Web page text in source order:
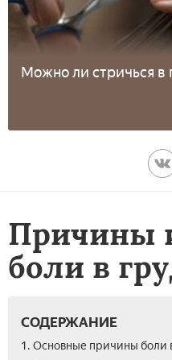
Можно ли стричься в
Причины
боли в
СОДЕРЖАНИЕ
1. Основные причины боли